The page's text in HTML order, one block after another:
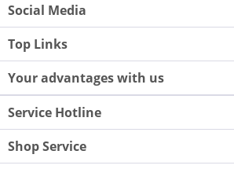
Social Media
Top Links
Your advantages with us
Service Hotline
Shop Service